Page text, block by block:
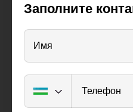
Заполните
Имя
Телефон